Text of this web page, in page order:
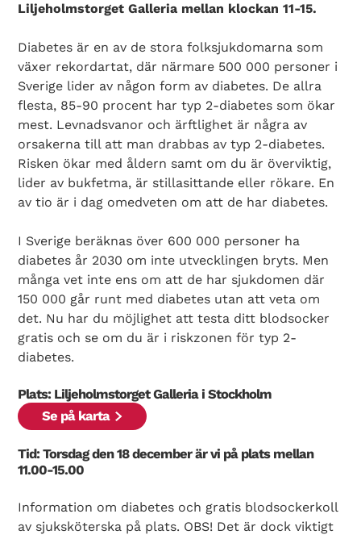
Liljeholmstorget Galleria mellan klockan 11-15.
Diabetes är en av de stora folksjukdomarna som
växer rekordartat, där närmare 500 000 personer i
Sverige lider av någon form av diabetes. De allra
flesta, 85-90 procent har typ 2-diabetes som ökar
mest. Levnadsvanor och ärftlighet är några av
orsakerna till att man drabbas av typ 2-diabetes.
Risken ökar med åldern samt om du är överviktig,
lider av bukfetma, är stillasittande eller rökare. En
av tio är i dag omedveten om att de har diabetes.
I Sverige beräknas över 600 000 personer ha
diabetes år 2030 om inte utvecklingen bryts. Men
många vet inte ens om att de har sjukdomen där
150 000 går runt med diabetes utan att veta om
det. Nu har du möjlighet att testa ditt blodsocker
gratis och se om du är i riskzonen för typ 2-
diabetes.
Plats: Liljeholmstorget Galleria i Stockholm
Se på karta
Tid: Torsdag den 18 december är vi på plats mellan
11.00-15.00
Information om diabetes och gratis blodsockerkoll
av sjuksköterska på plats. OBS! Det är dock viktigt